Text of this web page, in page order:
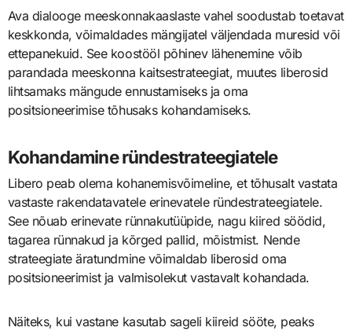
Ava dialooge meeskonnakaaslaste vahel soodustab toetavat
keskkonda, võimaldades mängijatel väljendada muresid või
ettepanekuid. See koostööl põhinev lähenemine võib
parandada meeskonna kaitsestrateegiat, muutes liberosid
lihtsamaks mängude ennustamiseks ja oma
positsioneerimise tõhusaks kohandamiseks.
Kohandamine ründestrateegiatele
Libero peab olema kohanemisvõimeline, et tõhusalt vastata
vastaste rakendatavatele erinevatele ründestrateegiatele.
See nõuab erinevate rünnakutüüpide, nagu kiired söödid,
tagarea rünnakud ja kõrged pallid, mõistmist. Nende
strateegiate äratundmine võimaldab liberosid oma
positsioneerimist ja valmisolekut vastavalt kohandada.
Näiteks, kui vastane kasutab sageli kiireid sööte, peaks